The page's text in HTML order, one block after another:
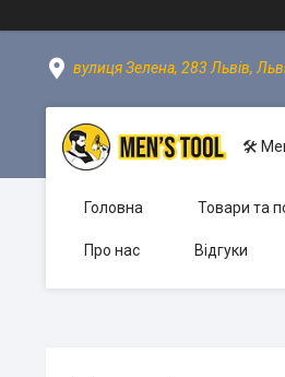
вулиця Зелена, 283 Львів,
🛠
Головна Товари та
Про нас Відгуки